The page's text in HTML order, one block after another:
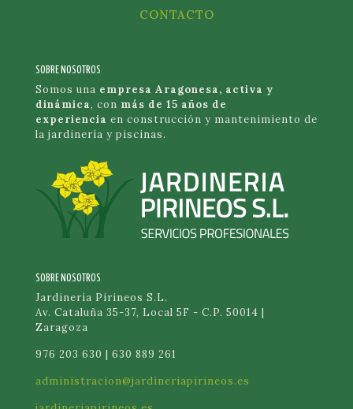
CONTACTO
SOBRE NOSOTROS
Somos una empresa Aragonesa, activa y
dinámica, con más de 15 años de
experiencia en construcción y mantenimiento de
la jardinería y piscinas.
SOBRE NOSOTROS
Jardinería Pirineos S.L.
Av. Cataluña 35-37, Local 5F - C.P. 50014 |
Zaragoza
976 203 630 | 630 889 261
administracion@jardineriapirineos.es